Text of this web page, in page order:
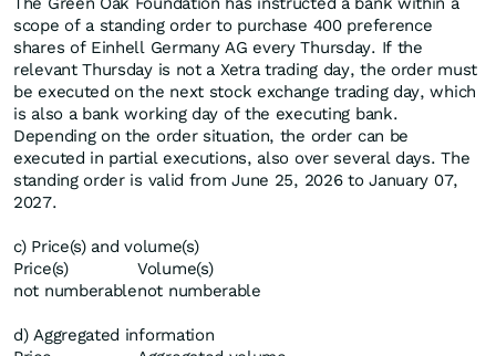
scope of a standing order to purchase 400 preference
shares of Einhell Germany AG every Thursday. If the
relevant Thursday is not a Xetra trading day, the order must
be executed on the next stock exchange trading day, which
is also a bank working day of the executing bank.
Depending on the order situation, the order can be
executed in partial executions, also over several days. The
standing order is valid from June 25, 2026 to January 07,
2027.
c) Price(s) and volume(s)
Price(s)
Volume(s)
not numberablenot numberable
d) Aggregated information